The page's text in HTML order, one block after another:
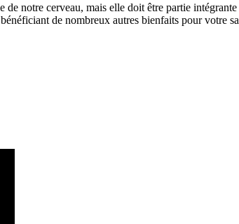
notre cerveau, mais elle doit être partie
de nombreux autres bienfaits pour votre